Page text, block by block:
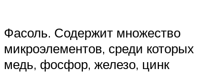
Фасоль. Содержит множество
микроэлементов, среди которых
медь, фосфор, железо, цинк